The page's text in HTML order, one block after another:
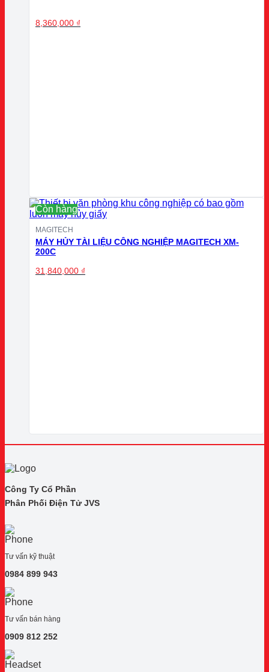
8,360,000 ₫
Còn hàng
MAGITECH
MÁY HỦY TÀI LIỆU CÔNG NGHIỆP MAGITECH XM-
200C
31,840,000 ₫
Công Ty Cổ Phần
Phân Phối Điện Tử JVS
Tư vấn kỹ thuật
0984 899 943
Tư vấn bán hàng
0909 812 252